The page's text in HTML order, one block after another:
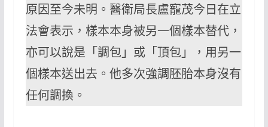
原因至今未明。醫衛局長盧寵茂今日在立
法會表示，樣本本身被另一個樣本替代，
亦可以說是「調包」或「頂包」，用另一
個樣本送出去。他多次強調胚胎本身沒有
任何調換。